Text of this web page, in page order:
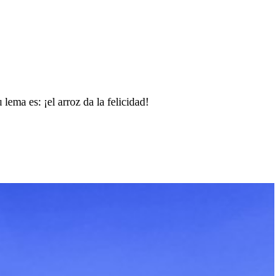
es: ¡el arroz da la felicidad!